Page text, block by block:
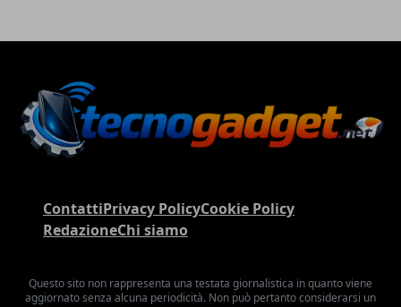
ContattiPrivacy PolicyCookie Policy
RedazioneChi siamo
Questo sito non rappresenta una testata giornalistica in quanto viene
aggiornato senza alcuna periodicità. Non può pertanto considerarsi un